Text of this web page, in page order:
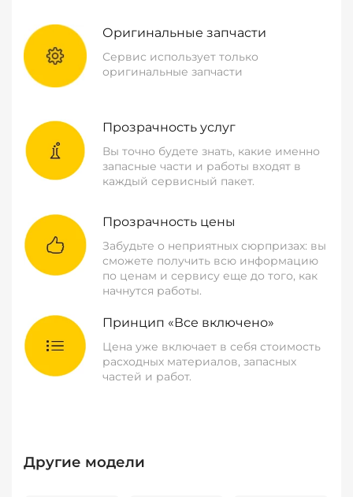
Оригинальные запчасти
Сервис использует только
оригинальные запчасти
Прозрачность услуг
Вы точно будете знать, какие именно
запасные части и работы входят в
каждый сервисный пакет.
Прозрачность цены
Забудьте о неприятных сюрпризах: вы
сможете получить всю информацию
по ценам и сервису еще до того, как
начнутся работы.
Принцип «Все включено»
Цена уже включает в себя стоимость
расходных материалов, запасных
частей и работ.
Другие модели